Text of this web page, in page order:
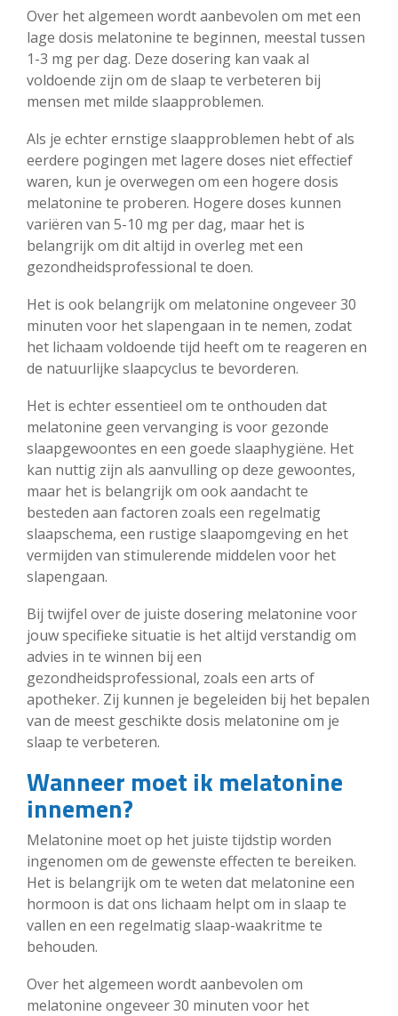
Over het algemeen wordt aanbevolen om met een
lage dosis melatonine te beginnen, meestal tussen
1-3 mg per dag. Deze dosering kan vaak al
voldoende zijn om de slaap te verbeteren bij
mensen met milde slaapproblemen.
Als je echter ernstige slaapproblemen hebt of als
eerdere pogingen met lagere doses niet effectief
waren, kun je overwegen om een hogere dosis
melatonine te proberen. Hogere doses kunnen
variëren van 5-10 mg per dag, maar het is
belangrijk om dit altijd in overleg met een
gezondheidsprofessional te doen.
Het is ook belangrijk om melatonine ongeveer 30
minuten voor het slapengaan in te nemen, zodat
het lichaam voldoende tijd heeft om te reageren en
de natuurlijke slaapcyclus te bevorderen.
Het is echter essentieel om te onthouden dat
melatonine geen vervanging is voor gezonde
slaapgewoontes en een goede slaaphygiëne. Het
kan nuttig zijn als aanvulling op deze gewoontes,
maar het is belangrijk om ook aandacht te
besteden aan factoren zoals een regelmatig
slaapschema, een rustige slaapomgeving en het
vermijden van stimulerende middelen voor het
slapengaan.
Bij twijfel over de juiste dosering melatonine voor
jouw specifieke situatie is het altijd verstandig om
advies in te winnen bij een
gezondheidsprofessional, zoals een arts of
apotheker. Zij kunnen je begeleiden bij het bepalen
van de meest geschikte dosis melatonine om je
slaap te verbeteren.
Wanneer moet ik melatonine
innemen?
Melatonine moet op het juiste tijdstip worden
ingenomen om de gewenste effecten te bereiken.
Het is belangrijk om te weten dat melatonine een
hormoon is dat ons lichaam helpt om in slaap te
vallen en een regelmatig slaap-waakritme te
behouden.
Over het algemeen wordt aanbevolen om
melatonine ongeveer 30 minuten voor het